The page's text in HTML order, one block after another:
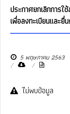
ประกาศยกเลิกการใ
เพื่อลงทะเบียนและยื่
5 พฤษภาคม 2563
ไม่พบข้อมูล